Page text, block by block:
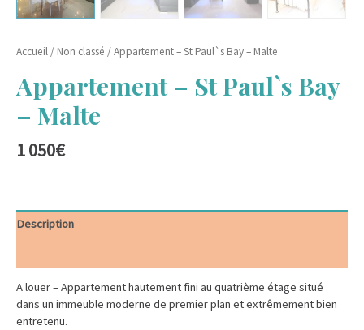
Accueil/ Non classé / Appartement – St Paul`s Bay – Malte
Appartement – St Paul`s Bay
– Malte
1 050€
Description
A louer – Appartement hautement fini au quatrième étage situé
dans un immeuble moderne de premier plan et extrêmement bien
entretenu.